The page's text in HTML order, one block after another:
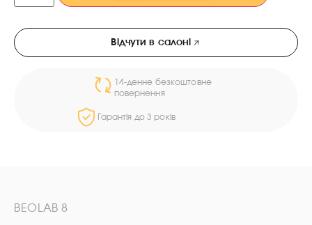
Відчути в салоні
14-денне безкоштовне
повернення
Гарантія до 3 років
BEOLAB 8